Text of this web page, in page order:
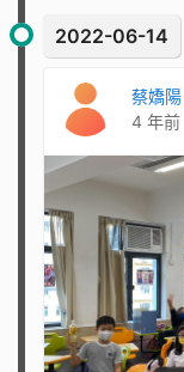
2022-06-14
蔡嬌陽
4 年前